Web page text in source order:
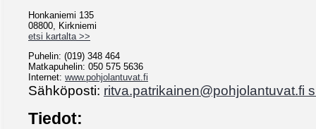
Honkaniemi 135
08800, Kirkniemi
etsi kartalta >>
Puhelin: (019) 348 464
Matkapuhelin: 050 575 5636
Internet: www.pohjolantuvat.fi
Sähköposti: ritva.patrikainen@pohjolantuvat.fi
Tiedot: